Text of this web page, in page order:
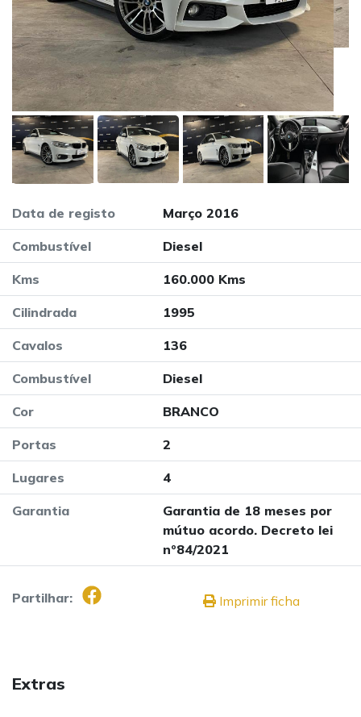
Data de registo Março 2016
Combustível Diesel
Kms 160.000 Kms
Cilindrada 1995
Cavalos 136
Combustível Diesel
Cor BRANCO
Portas 2
Lugares 4
Garantia
Garantia de 18 meses por
mútuo acordo. Decreto lei
nº84/2021
Partilhar: Imprimir ficha
Extras